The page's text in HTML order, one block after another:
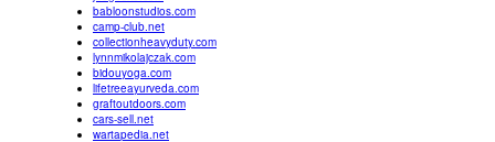
babloonstudios.com
camp-club.net
collectionheavyduty.com
lynnmikolajczak.com
bidouyoga.com
lifetreeayurveda.com
graftoutdoors.com
cars-sell.net
wartapedia.net